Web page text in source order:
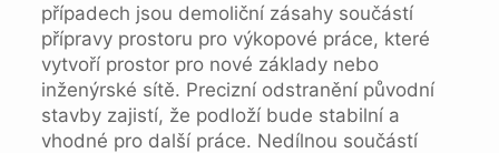
případech jsou demoliční zásahy součástí
přípravy prostoru pro výkopové práce, které
vytvoří prostor pro nové základy nebo
inženýrské sítě. Precizní odstranění původní
stavby zajistí, že podloží bude stabilní a
vhodné pro další práce. Nedílnou součástí